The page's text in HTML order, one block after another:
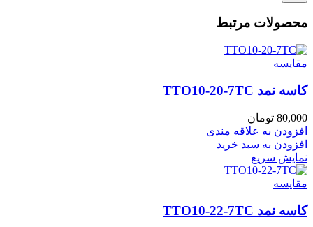
محصولات مرتبط
مقايسه
کاسه نمد TTO10-20-7TC
80,000 تومان
افزودن به علاقه مندی
افزودن به سبد خرید
نمایش سریع
مقايسه
کاسه نمد TTO10-22-7TC